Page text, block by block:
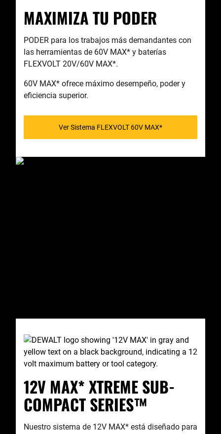
MAXIMIZA TU PODER
PODER para los trabajos más demandantes con
las herramientas de 60V MAX* y baterías
FLEXVOLT 20V/60V MAX*.
60V MAX* ofrece máximo desempeño, poder y
eficiencia superior.
Ver Sistema FLEXVOLT 60V MAX*
12V MAX* XTREME SUB-
COMPACT SERIES™
Nuestro sistema de 12V MAX* está diseñado para